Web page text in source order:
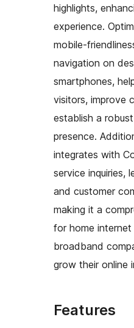
highlights,
experience.
mobile-
navigation on
smartphones,
visitors, improve
establish a
presence.
integrates with
service inquiries,
and customer
making it a
for home internet
broadband
grow their online
Features